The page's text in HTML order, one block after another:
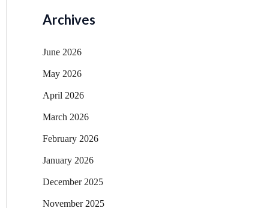
Archives
June 2026
May 2026
April 2026
March 2026
February 2026
January 2026
December 2025
November 2025